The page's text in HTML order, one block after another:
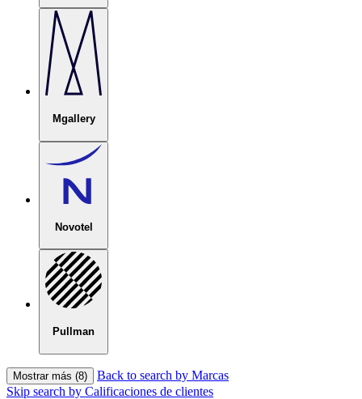
Mgallery
Novotel
Pullman
Mostrar más (8)
Back to search by Marcas
Skip search by Calificaciones de clientes